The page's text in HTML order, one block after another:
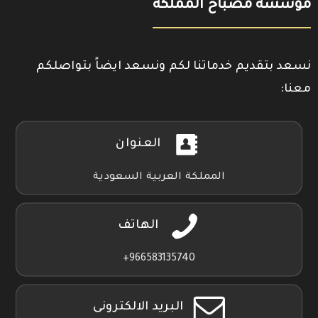
مؤسسة مصباح المملكة
نسعد بتقديم خدماتنا لكم ونسعد ايضاً بتواصلكم
معنا:
العنوان
المملكة العربية السعودية
الهاتف
966583135740+
البريد الالكترونى